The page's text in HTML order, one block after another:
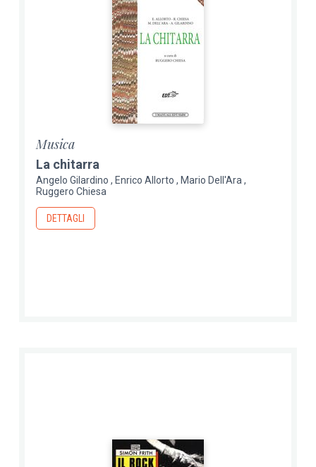
Musica
La chitarra
Angelo Gilardino Enrico Allorto
Mario Dell'Ara
Ruggero Chiesa
DETTAGLI